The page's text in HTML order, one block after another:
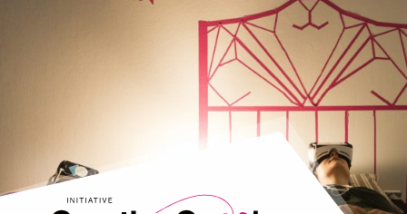
ANGEBOTE
PROJEKTE
PRESSE
SPENDE